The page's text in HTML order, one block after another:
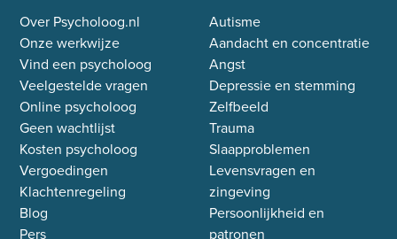
Over Psycholoog.nl
Onze werkwijze
Vind een psycholoog
Veelgestelde vragen
Online psycholoog
Geen wachtlijst
Kosten psycholoog
Vergoedingen
Klachtenregeling
Blog
Pers
Autisme
Aandacht en concentratie
Angst
Depressie en stemming
Zelfbeeld
Trauma
Slaapproblemen
Levensvragen en
zingeving
Persoonlijkheid en
patronen